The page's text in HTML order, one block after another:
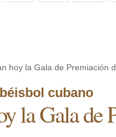
hoy la Gala de Premiación
cubano
la Gala